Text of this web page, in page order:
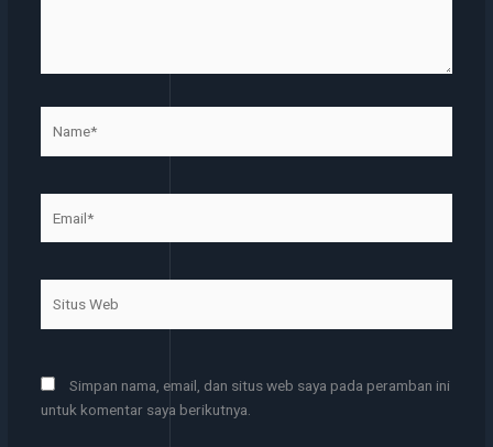
Web
Simpan nama, email, dan situs web saya pada peramban ini
untuk komentar saya berikutnya.